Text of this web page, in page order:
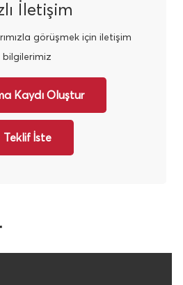
İletişim
görüşmek için iletişim
bilgilerimiz
Kaydı Oluştur
Teklif İste